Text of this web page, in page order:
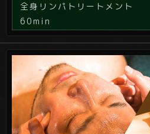
全身リンパトリートメント
60min